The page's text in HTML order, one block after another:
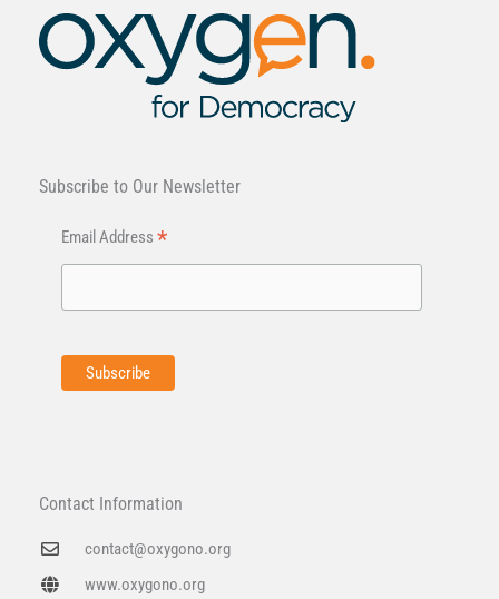
Subscribe to Our Newsletter
Email Address *
Contact Information
contact@oxygono.org
www.oxygono.org